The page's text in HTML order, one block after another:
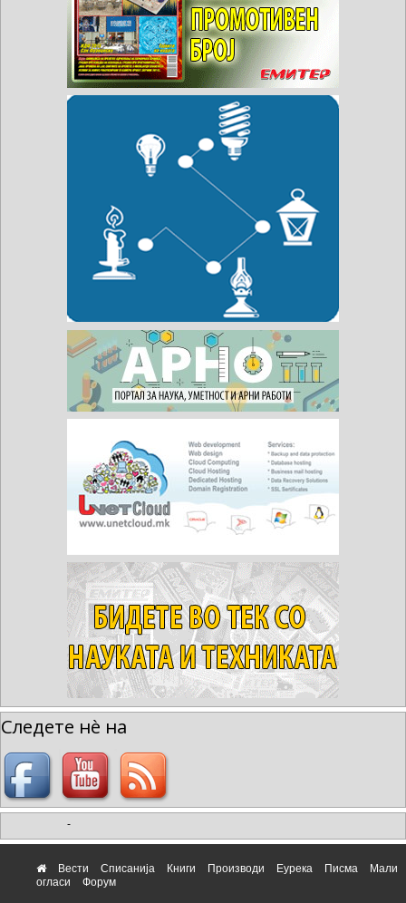
Следете нè на
-
Вести Списанија Книги Производи Еурека Писма
Мали
огласи
Форум